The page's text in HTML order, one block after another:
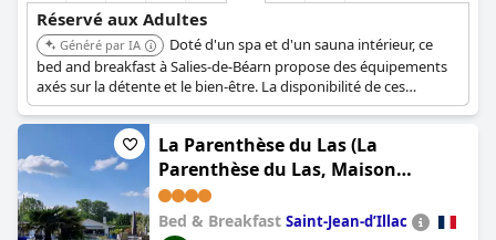
Réservé aux Adultes
Généré par IA
Doté d'un spa et d'un sauna intérieur, ce
bed and breakfast à Salies-de-Béarn propose des équipements
axés sur la détente et le bien-être. La disponibilité de ces
installations le rend adapté aux adultes à la recherche d'une
escapade paisible.
La Parenthèse du Las (La
Parenthèse du Las, Maison
d'hôtes, Piscine et Spa, entre
Bordeaux et Cap Ferret)
Bed & Breakfast Saint-Jean-dʼIllac